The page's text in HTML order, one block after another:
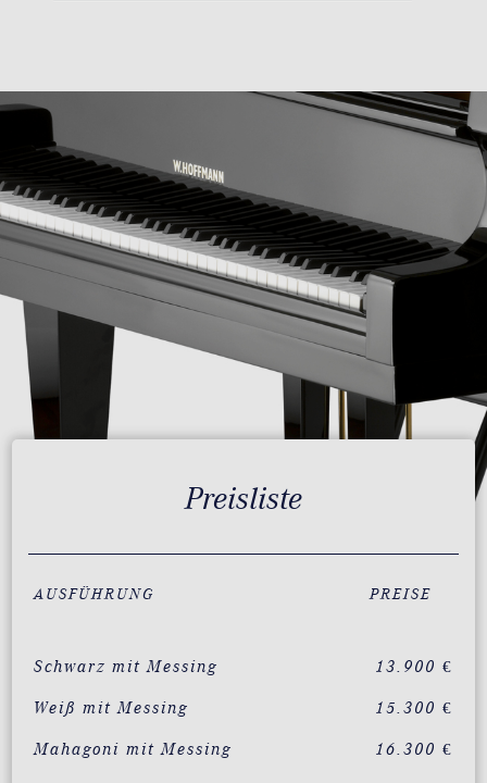
Preisliste
AUSFÜHRUNG PREISE
Schwarz mit Messing 13.900 €
Weiß mit Messing 15.300 €
Mahagoni mit Messing 16.300 €